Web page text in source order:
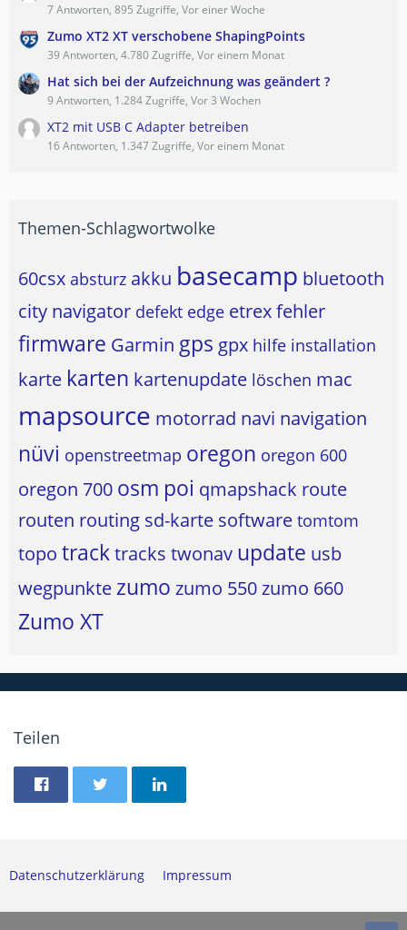
7 Antworten, 895 Zugriffe, Vor einer Woche
Zumo XT2 XT verschobene ShapingPoints
39 Antworten, 4.780 Zugriffe, Vor einem Monat
Hat sich bei der Aufzeichnung was geändert ?
9 Antworten, 1.284 Zugriffe, Vor 3 Wochen
XT2 mit USB C Adapter betreiben
16 Antworten, 1.347 Zugriffe, Vor einem Monat
Themen-Schlagwortwolke
60csx absturz akku basecamp bluetooth
city navigator defekt edge etrexfehler
firmware Garmin gps gpx hilfe installation
karte karten kartenupdate löschen mac
mapsource motorrad navi navigation
nüvi openstreetmap oregon oregon 600
oregon 700 osm poi qmapshack route
routen routing sd-karte software tomtom
topo tracktracks twonav update usb
wegpunkte zumo zumo 550zumo 660
Zumo XT
Teilen
Datenschutzerklärung Impressum